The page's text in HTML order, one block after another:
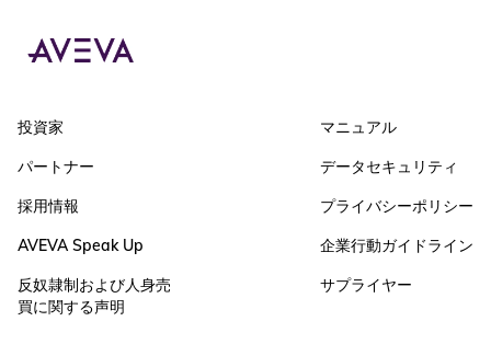
投資家
パートナー
採用情報
AVEVA Speak Up
反奴隷制および人身売
買に関する声明
マニュアル
データセキュリティ
プライバシーポリシー
企業行動ガイドライン
サプライヤー